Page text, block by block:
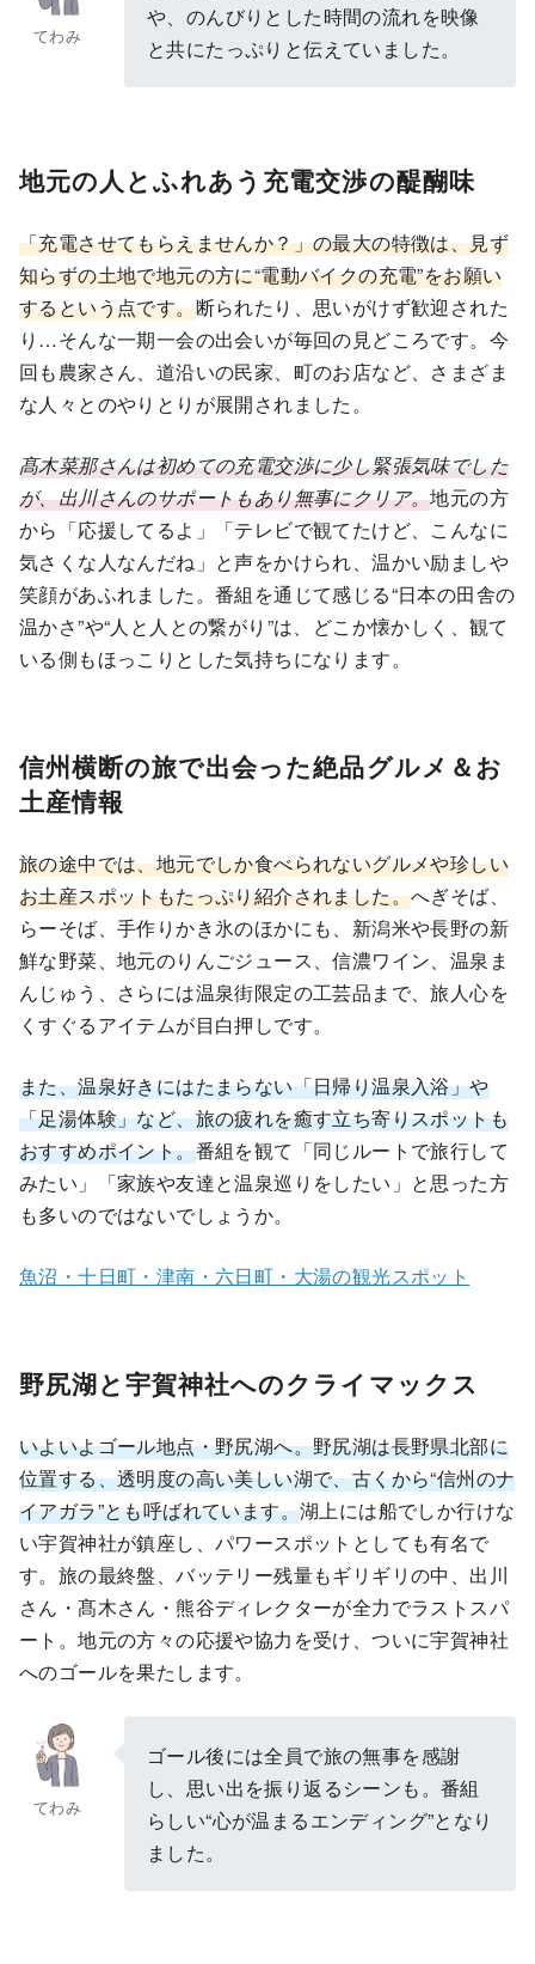
てわみ
や、のんびりとした時間の流れを映像
と共にたっぷりと伝えていました。
地元の人とふれあう充電交渉の醍醐味
「充電させてもらえませんか？」の最大の特徴は、見ず
知らずの土地で地元の方に“電動バイクの充電”をお願い
するという点です。断られたり、思いがけず歓迎された
り…そんな一期一会の出会いが毎回の見どころです。今
回も農家さん、道沿いの民家、町のお店など、さまざま
な人々とのやりとりが展開されました。
髙木菜那さんは初めての充電交渉に少し緊張気味でした
が、出川さんのサポートもあり無事にクリア。地元の方
から「応援してるよ」「テレビで観てたけど、こんなに
気さくな人なんだね」と声をかけられ、温かい励ましや
笑顔があふれました。番組を通じて感じる“日本の田舎の
温かさ”や“人と人との繋がり”は、どこか懐かしく、観て
いる側もほっこりとした気持ちになります。
信州横断の旅で出会った絶品グルメ＆お
土産情報
旅の途中では、地元でしか食べられないグルメや珍しい
お土産スポットもたっぷり紹介されました。へぎそば、
らーそば、手作りかき氷のほかにも、新潟米や長野の新
鮮な野菜、地元のりんごジュース、信濃ワイン、温泉ま
んじゅう、さらには温泉街限定の工芸品まで、旅人心を
くすぐるアイテムが目白押しです。
また、温泉好きにはたまらない「日帰り温泉入浴」や
「足湯体験」など、旅の疲れを癒す立ち寄りスポットも
おすすめポイント。番組を観て「同じルートで旅行して
みたい」「家族や友達と温泉巡りをしたい」と思った方
も多いのではないでしょうか。
魚沼・十日町・津南・六日町・大湯の観光スポット
野尻湖と宇賀神社へのクライマックス
いよいよゴール地点・野尻湖へ。野尻湖は長野県北部に
位置する、透明度の高い美しい湖で、古くから“信州のナ
イアガラ”とも呼ばれています。湖上には船でしか行けな
い宇賀神社が鎮座し、パワースポットとしても有名で
す。旅の最終盤、バッテリー残量もギリギリの中、出川
さん・髙木さん・熊谷ディレクターが全力でラストスパ
ート。地元の方々の応援や協力を受け、ついに宇賀神社
へのゴールを果たします。
てわみ
ゴール後には全員で旅の無事を感謝
し、思い出を振り返るシーンも。番組
らしい“心が温まるエンディング”となり
ました。